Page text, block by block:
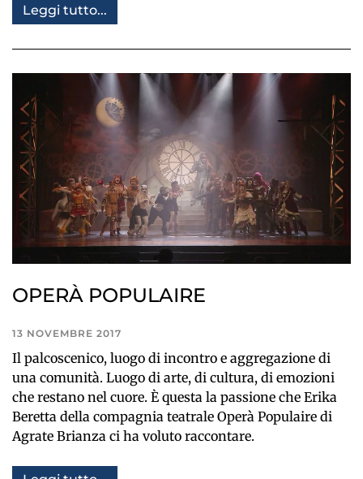
Leggi tutto...
OPERÀ POPULAIRE
13 NOVEMBRE 2017
Il palcoscenico, luogo di incontro e aggregazione di
una comunità. Luogo di arte, di cultura, di emozioni
che restano nel cuore. È questa la passione che Erika
Beretta della compagnia teatrale Operà Populaire di
Agrate Brianza ci ha voluto raccontare.